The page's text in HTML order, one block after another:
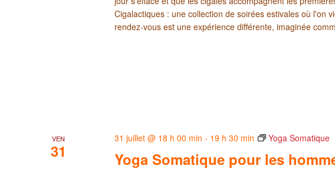
Cigalactiques : une collection de soirées estivales où l'on
rendez-vous est une expérience différente, imaginée
VEN
31 Yoga Somatique pour les
31 juillet @ 18 h 00 min - 19 h 30 min Yoga Somatique